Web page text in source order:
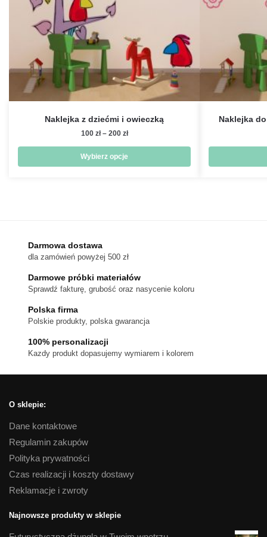
Naklejka z dziećmi i owieczką
100 zł – 200 złZakres
od
100 zł
Wybierz opcje
można
wybrać
na
produktu
Naklejka
Darmowa dostawa
dla zamówień powyżej 500 zł
Darmowe próbki materiałów
Sprawdź fakturę, grubość oraz nasycenie koloru
Polska firma
Polskie produkty, polska gwarancja
100% personalizacji
Kazdy produkt dopasujemy wymiarem i kolorem
O sklepie:
Dane kontaktowe
Regulamin zakupów
Polityka prywatności
Czas realizacji i koszty dostawy
Reklamacje i zwroty
Najnowsze produkty w sklepie